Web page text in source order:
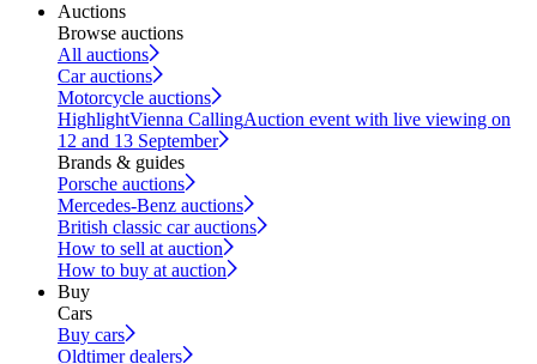
Auctions
Browse auctions
All auctions
Car auctions
Motorcycle auctions
HighlightVienna CallingAuction event with live viewing on
12 and 13 September
Brands & guides
Porsche auctions
Mercedes-Benz auctions
British classic car auctions
How to sell at auction
How to buy at auction
Buy
Cars
Buy cars
Oldtimer dealers